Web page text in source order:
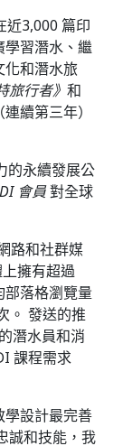
近3,000 篇印
習潛水、繼
化和潛水旅
旅行者》 和
連續第三年）
的永續發展公
會員對全球
路和社群媒
擁有超過
落格瀏覽量
。 發送的推
潛水員和消
課程需求
學設計最完善
誠和技能，我